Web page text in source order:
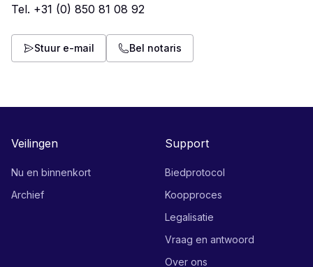
Tel. +31 (0) 850 81 08 92
Stuur e-mail Bel notaris
Veilingen
Nu en binnenkort
Archief
Support
Biedprotocol
Koopproces
Legalisatie
Vraag en antwoord
Over ons